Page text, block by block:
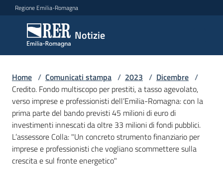
Vai al contenuto
Vai alla navigazione
Vai al footer
Regione Emilia-Romagna
Notizie
Notizie
Comunicati
stampa
Menu selezionato
Cerca
un
comunicato
Risorse
Home / Comunicati stampa / 2023 / Dicembre /
Credito. Fondo multiscopo per prestiti, a tasso agevolato,
verso imprese e professionisti dell’Emilia-Romagna: con la
prima parte del bando previsti 45 milioni di euro di
investimenti innescati da oltre 33 milioni di fondi pubblici.
L’assessore Colla: "Un concreto strumento finanziario per
imprese e professionisti che vogliano scommettere sulla
crescita e sul fronte energetico"